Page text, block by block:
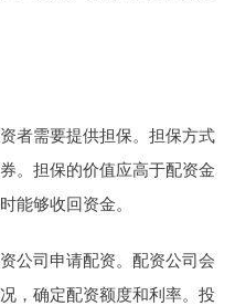
者需要提供担保。担保方式
。担保的价值应高于配资金
能够收回资金。
公司申请配资。配资公司会
，确定配资额度和利率。投